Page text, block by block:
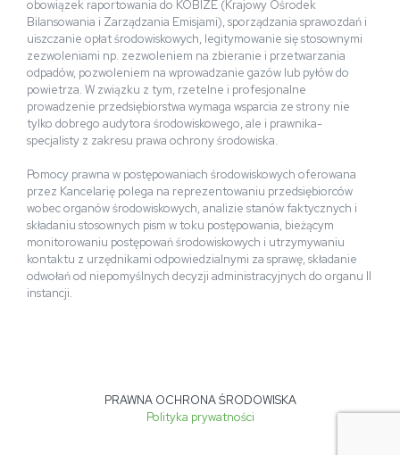
obowiązek raportowania do KOBIZE (Krajowy Ośrodek
Bilansowania i Zarządzania Emisjami), sporządzania sprawozdań i
uiszczanie opłat środowiskowych, legitymowanie się stosownymi
zezwoleniami np. zezwoleniem na zbieranie i przetwarzania
odpadów, pozwoleniem na wprowadzanie gazów lub pyłów do
powietrza. W związku z tym, rzetelne i profesjonalne
prowadzenie przedsiębiorstwa wymaga wsparcia ze strony nie
tylko dobrego audytora środowiskowego, ale i prawnika-
specjalisty z zakresu prawa ochrony środowiska.
Pomocy prawna w postępowaniach środowiskowych oferowana
przez Kancelarię polega na reprezentowaniu przedsiębiorców
wobec organów środowiskowych, analizie stanów faktycznych i
składaniu stosownych pism w toku postępowania, bieżącym
monitorowaniu postępowań środowiskowych i utrzymywaniu
kontaktu z urzędnikami odpowiedzialnymi za sprawę, składanie
odwołań od niepomyślnych decyzji administracyjnych do organu II
instancji.
PRAWNA OCHRONA ŚRODOWISKA
Polityka prywatności